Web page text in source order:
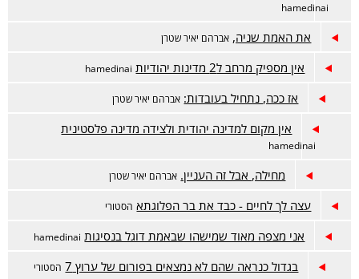
hamedinai
את האמת שניה, אברהם יאיר שטרן
אין מספיק מרחב ל2 מדינות יהודיות hamedinai
אז ככה, נתחיל בעובדות: אברהם יאיר שטרן
אין מקום למדינה יהודית ולצידה מדינה פלסטינית
hamedinai
מחילה, אבל זה העניין. אברהם יאיר שטרן
עצה לך לחיים - כבד את בר הפלוגתא הסטורי
אני מצפה מאוד שמישהו שבאמת דוגל בנסיגות hamedinai
בגדול כנראה שהם לא נמצאים בפורום של ערוץ 7 הסטורי